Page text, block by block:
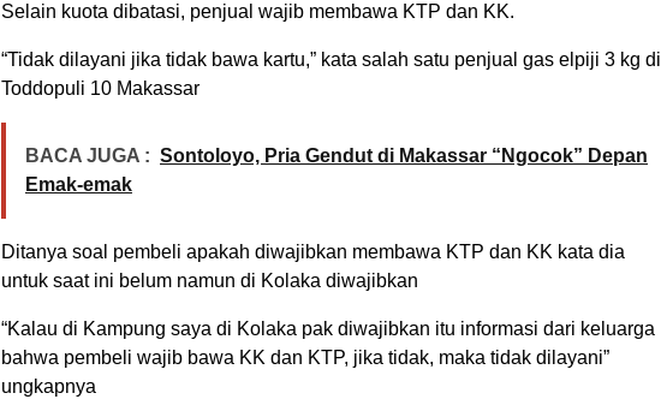
Selain kuota dibatasi, penjual wajib membawa KTP dan KK.
“Tidak dilayani jika tidak bawa kartu,” kata salah satu penjual gas elpiji 3 kg di
Toddopuli 10 Makassar
BACA JUGA : Sontoloyo, Pria Gendut di Makassar “Ngocok” Depan
Emak-emak
Ditanya soal pembeli apakah diwajibkan membawa KTP dan KK kata dia
untuk saat ini belum namun di Kolaka diwajibkan
“Kalau di Kampung saya di Kolaka pak diwajibkan itu informasi dari keluarga
bahwa pembeli wajib bawa KK dan KTP, jika tidak, maka tidak dilayani”
ungkapnya